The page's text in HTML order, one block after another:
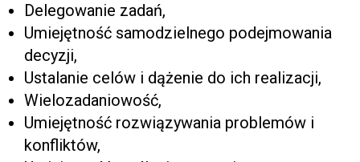
Delegowanie zadań,
Umiejętność samodzielnego podejmowania
decyzji,
Ustalanie celów i dążenie do ich realizacji,
Wielozadaniowość,
Umiejętność rozwiązywania problemów i
konfliktów,